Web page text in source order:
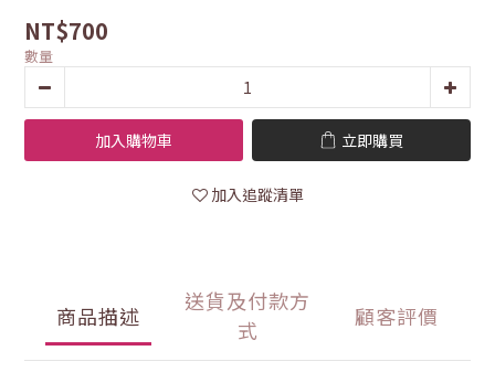
NT$700
數量
加入購物車 立即購買
加入追蹤清單
商品描述
送貨及付款方
式
顧客評價